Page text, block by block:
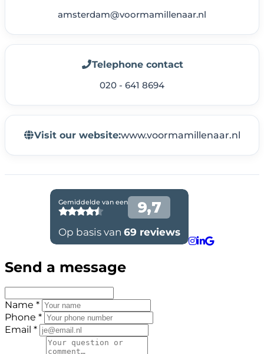
amsterdam@voormamillenaar.nl
Telephone contact
020 - 641 8694
Visit our website:www.voormamillenaar.nl
Send a message
Name *
Phone *
Email *